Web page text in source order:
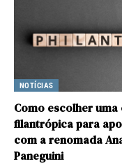
NOTÍCIAS
Como escolher
filantrópica para
com a renomada
Paneguini